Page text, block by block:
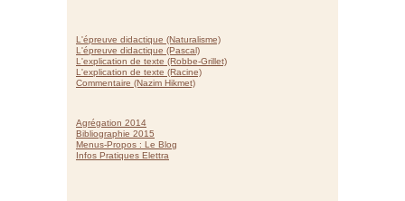
L'épreuve didactique (Naturalisme)
L'épreuve didactique (Pascal)
L'explication de texte (Robbe-Grillet)
L'explication de texte (Racine)
Commentaire (Nazim Hikmet)
Agrégation 2014
Bibliographie 2015
Menus-Propos : Le Blog
Infos Pratiques Elettra